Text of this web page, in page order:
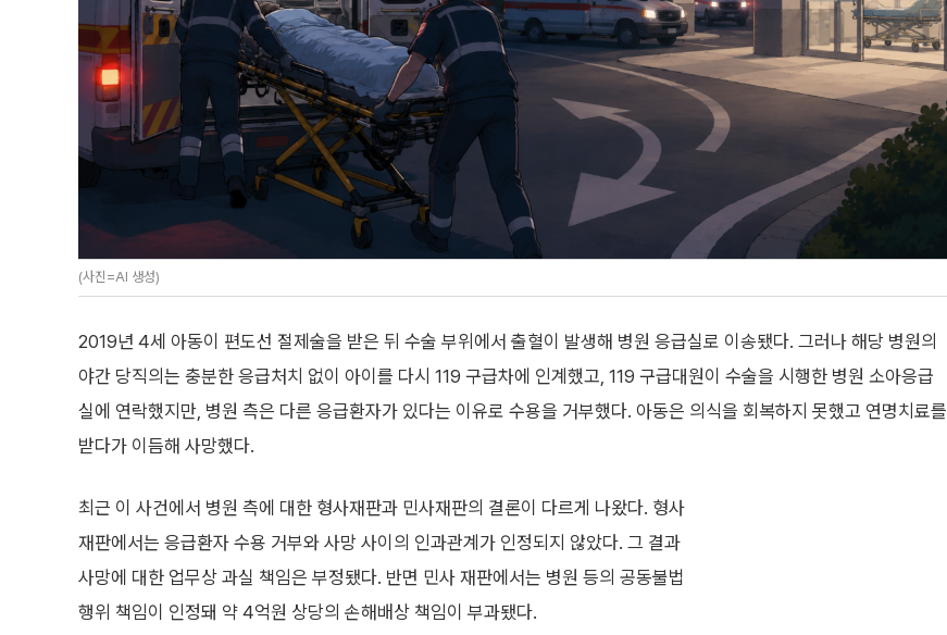
(사진=AI 생성)
2019년 4세 아동이 편도선 절제술을 받은 뒤 수술 부위에서 출혈이 발생해 병원 응급실로 이송됐다. 그러나 해당 병원의
야간 당직의는 충분한 응급처치 없이 아이를 다시 119 구급차에 인계했고, 119 구급대원이 수술을 시행한 병원 소아응급
실에 연락했지만, 병원 측은 다른 응급환자가 있다는 이유로 수용을 거부했다. 아동은 의식을 회복하지 못했고 연명치료를
받다가 이듬해 사망했다.
최근 이 사건에서 병원 측에 대한 형사재판과 민사재판의 결론이 다르게 나왔다. 형사
재판에서는 응급환자 수용 거부와 사망 사이의 인과관계가 인정되지 않았다. 그 결과
사망에 대한 업무상 과실 책임은 부정됐다. 반면 민사 재판에서는 병원 등의 공동불법
행위 책임이 인정돼 약 4억원 상당의 손해배상 책임이 부과됐다.